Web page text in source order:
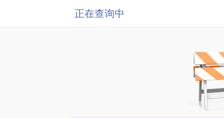
正在查询中